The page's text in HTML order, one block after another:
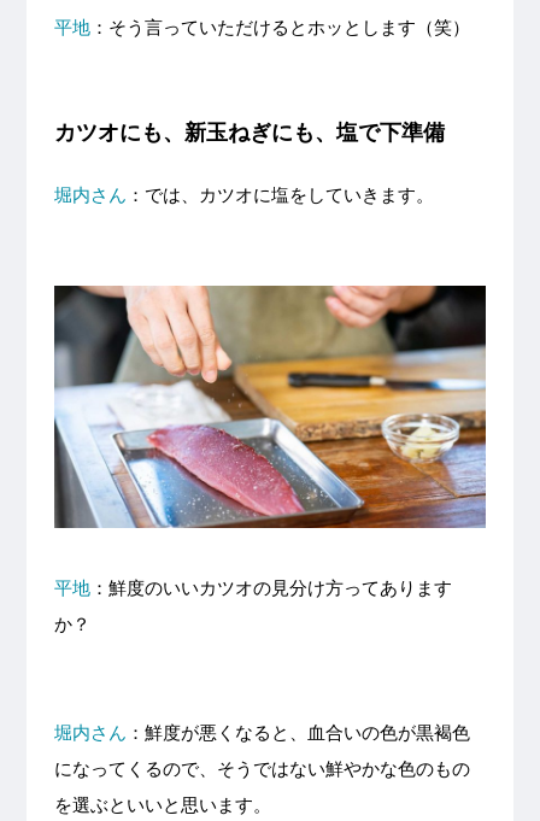
平地：そう言っていただけるとホッとします（笑）
カツオにも、新玉ねぎにも、塩で下準備
堀内さん ：では、カツオに塩をしていきます。
平地：鮮度のいいカツオの見分け方ってあります
か？
堀内さん ：鮮度が悪くなると、血合いの色が黒褐色
になってくるので、そうではない鮮やかな色のもの
を選ぶといいと思います。